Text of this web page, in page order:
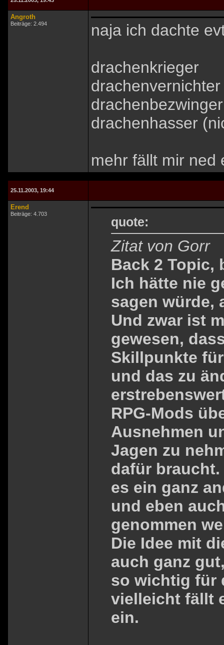
Angroth
Beiträge: 2.494 naja ich dachte
drachenkrieger
drachenvernichter
drachenbezwinger
drachenhasser
mehr fällt mir ned
25.11.2003, 19:44
Erend
Beiträge: 4.703
quote:
Zitat von Gorr
Back 2 Topic,
Ich hätte nie
sagen würde,
Und zwar ist
gewesen,
Skillpunkte
und das zu
RPG-Mods
Ausnehmen
Jagen zu
dafür
es ein ganz
und eben
genommen
Die Idee mit
auch ganz
so wichtig für
vielleicht fällt
ein.